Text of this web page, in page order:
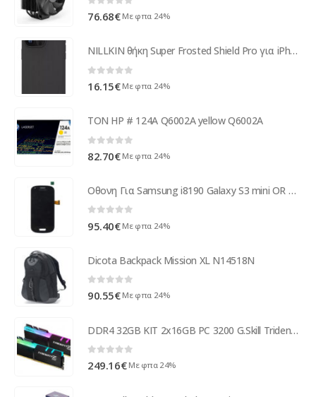
0out of 5
76.68€ Με φπα 24%
NILLKIN θήκη Super Frosted Shield Pro για iPhone 15 Pro Max, μαύρη
0 out of 5
16.15€ Με φπα 24%
TON HP # 124A Q6002A yellow Q6002A
82.70€ Με φπα 24%
Οθονη Για Samsung i8190 Galaxy S3 mini OR Με Τζαμι Μαυρο Χωρις Εμπρος Μερος Προσοψης
95.40€ Με φπα 24%
Dicota Backpack Mission XL N14518N
0 out of 5
90.55€ Με φπα 24%
DDR4 32GB KIT 2x16GB PC 3200 G.Skill TridentZ RGB F4-3200C16D-32GTZR
0 out of 5
249.16€ Με φπα 24%